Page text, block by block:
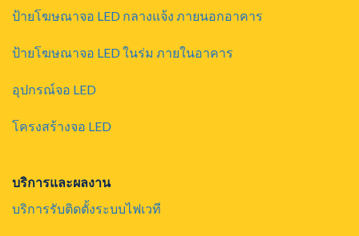
ป้ายโฆษณาจอ LED กลางแจ้ง ภายนอกอาคาร
ป้ายโฆษณาจอ LED ในร่ม ภายในอาคาร
อุปกรณ์จอ LED
โครงสร้างจอ LED
บริการและผลงาน
บริการรับติดตั้งระบบไฟเวที